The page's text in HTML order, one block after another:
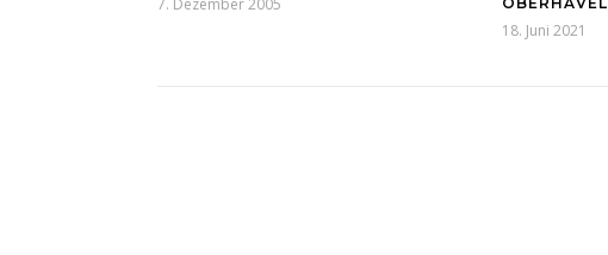
7. Dezember 2005
18. Juni 2021